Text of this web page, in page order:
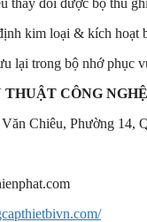
kim loại & kích hoạt
lại trong bộ nhớ phục
THUẬT CÔNG
Chiêu, Phường 14,